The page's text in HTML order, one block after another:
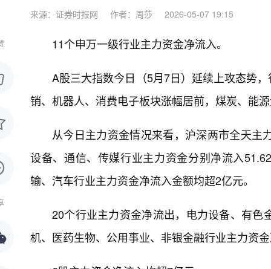
来源：证券时报网 作者：周莎 2026-05-07 19:15
11个申万一级行业主力资金净流入。
A股三大指数今日（5月7日）延续上攻态势
销、机器人、消费电子板块涨幅居前，煤炭、能
从今日主力资金情况来看，沪深两市全天主
设备、通信、传媒行业主力资金分别净流入
输、汽车行业主力资金净流入金额均超2亿元。
20个行业主力资金净流出，电力设备、有
机、医药生物、公用事业、非银金融行业主力资